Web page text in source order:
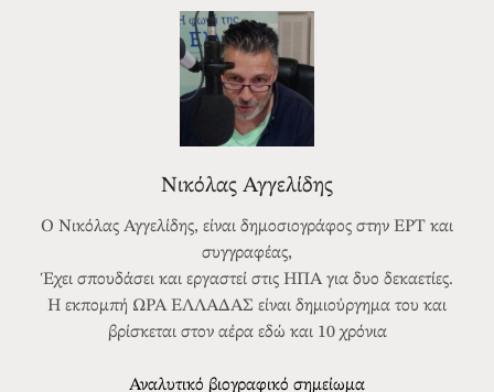
Νικόλας Αγγελίδης
Ο Νικόλας Αγγελίδης, είναι δημοσιογράφος στην ΕΡΤ και
συγγραφέας,
Έχει σπουδάσει και εργαστεί στις ΗΠΑ για δυο δεκαετίες.
Η εκπομπή ΩΡΑ ΕΛΛΑΔΑΣ είναι δημιούργημα του και
βρίσκεται στον αέρα εδώ και 10 χρόνια
Αναλυτικό βιογραφικό σημείωμα